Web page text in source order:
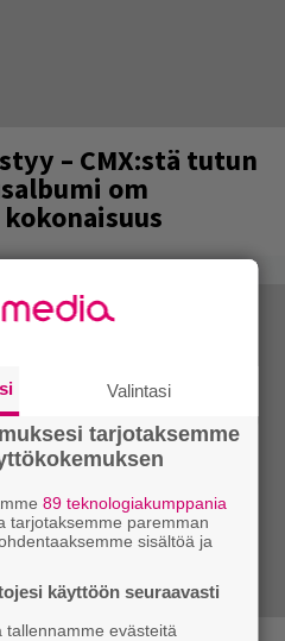
– CMX:stä tutun
om
Valintasi
tarjotaksemme
89 teknologiakumppania
tarjotaksemme paremman
sisältöä ja
käyttöön seuraavasti
tallennamme evästeitä